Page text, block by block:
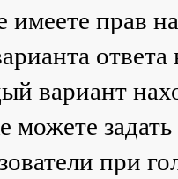
имеете прав
вариант
можете
при